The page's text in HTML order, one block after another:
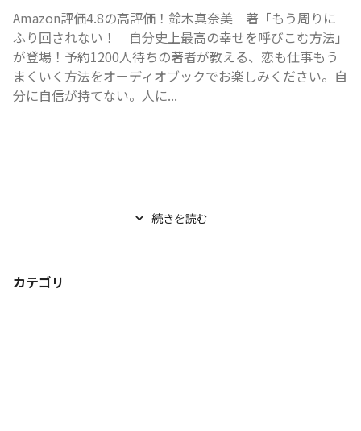
Amazon評価4.8の高評価！鈴木真奈美　著「もう周りに
ふり回されない！　自分史上最高の幸せを呼びこむ方法」
が登場！予約1200人待ちの著者が教える、恋も仕事もう
まくいく方法をオーディオブックでお楽しみください。自
分に自信が持てない。人に...
続きを読む
カテゴリ